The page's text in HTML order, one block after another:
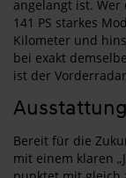
angelangt ist.
141 PS starkes
Kilometer und
bei exakt
ist der
Bereit für die
mit einem klaren